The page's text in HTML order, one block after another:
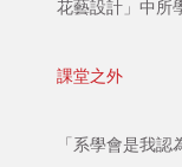
花藝設計」中所
課堂之外
「系學會是我